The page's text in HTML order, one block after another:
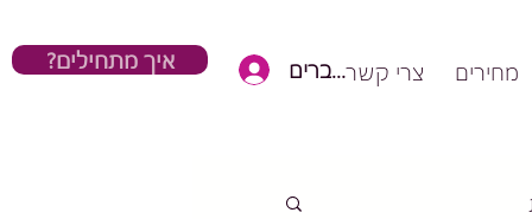
?איך מתחילים כניסת חברים מחירים צרי קשר